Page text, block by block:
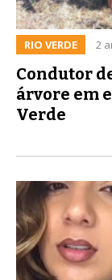
RIO VERDE 2
Condutor
árvore em
Verde